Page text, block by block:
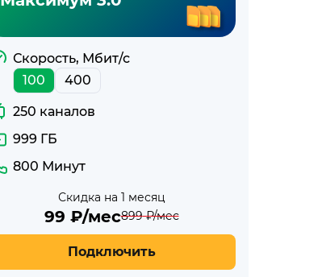
Скорость, Мбит/с
100
400
250 каналов
999 ГБ
800 Минут
Скидка на 1 месяц
99 ₽/мес899₽/мес
Подключить